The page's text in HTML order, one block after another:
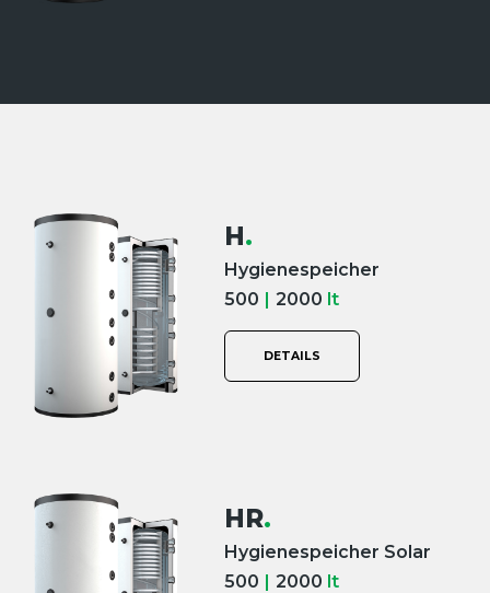
H.
Hygienespeicher
500
2000 lt
DETAILS
HR.
Hygienespeicher Solar
500 | 2000 lt